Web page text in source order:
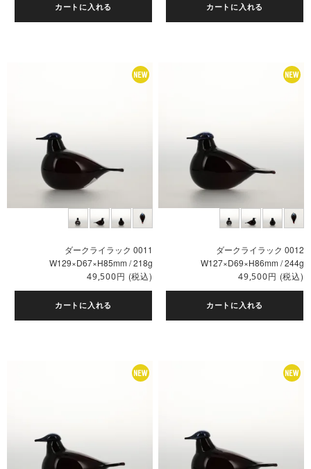
カートに入れる カートに入れる
ダークライラック 0011
W129×D67×H85mm / 218g
49,500円 (税込)
カートに入れる
ダークライラック 0012
W127×D69×H86mm / 244g
49,500円 (税込)
カートに入れる